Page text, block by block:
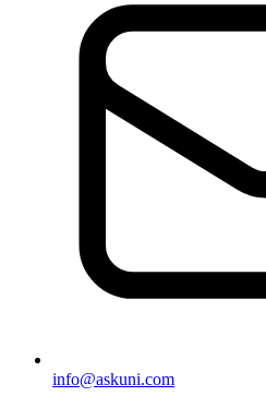
info@askuni.com